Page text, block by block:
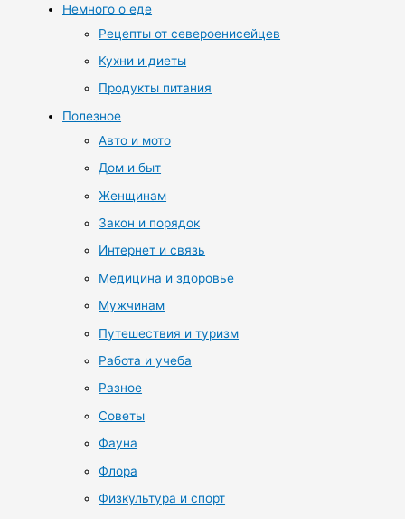
Немного о еде
Рецепты от североенисейцев
Кухни и диеты
Продукты питания
Полезное
Авто и мото
Дом и быт
Женщинам
Закон и порядок
Интернет и связь
Медицина и здоровье
Мужчинам
Путешествия и туризм
Работа и учеба
Разное
Советы
Фауна
Флора
Физкультура и спорт